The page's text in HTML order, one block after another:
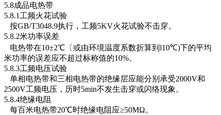
5.8成品电热带
5.8.1工频火花试验
按GB/T3048.9执行，工频5KV火花试验不击穿。
5.8.2米功率误差
电热带在10±2℃〔或由环境温度系数折算到l10℃)下的平均
米功率的误差应不超过标称值的10%。
5.8.3工频电压试验
单相电热带和三相电热带的绝缘层应能分别承受2000V和
2500V工频电压，历时5min不发生击穿或闪络现象。
5.8.4绝缘电阻
每百米电热带20℃时绝缘电阻应≥50MΩ。